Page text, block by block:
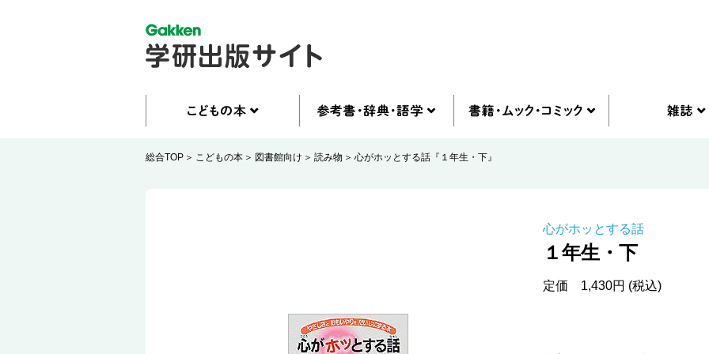
総合TOP こどもの本 図書館向け 読み物 心がホッとする話『１年生・下』
心がホッとする話
１年生・下
定価 1,430円 (税込)